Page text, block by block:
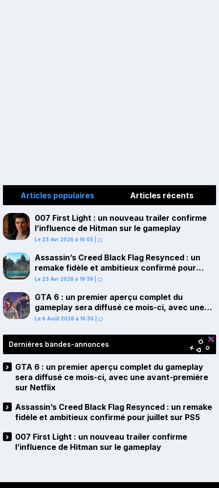
Articles populaires Articles récents
007 First Light : un nouveau trailer confirme
l’influence de Hitman sur le gameplay
Le 23 Avr 2026 à 16:05
Assassin’s Creed Black Flag Resynced : un
remake fidèle et ambitieux confirmé pour
juillet sur PS5
Le 23 Avr 2026 à 19:39
GTA 6 : un premier aperçu complet du
gameplay sera diffusé ce mois-ci, avec une
avant-première sur Netflix
Le 6 Août 2026 à 16:35
Dernières bandes-annonces
GTA 6 : un premier aperçu complet du gameplay
sera diffusé ce mois-ci, avec une avant-première
sur Netflix
Assassin’s Creed Black Flag Resynced : un remake
fidèle et ambitieux confirmé pour juillet sur PS5
007 First Light : un nouveau trailer confirme
l’influence de Hitman sur le gameplay